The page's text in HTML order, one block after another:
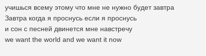
учишься всему этому что мне не нужно будет завтра
Завтра когда я проснусь если я проснусь
и сон с песней двинется мне навстречу
we want the world and we want it now